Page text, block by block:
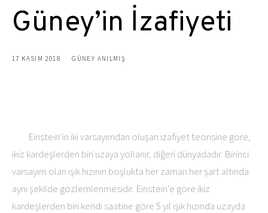
Güney’in İzafiyeti
17 KASIM 2018 GÜNEY ANILMIŞ
Einstein’in iki varsayımdan oluşan izafiyet teorisine göre,
ikiz kardeşlerden biri uzaya yollanır, diğeri dünyadadır. Birinci
varsayım olan ışık hızının boşlukta her zaman her şart altında
aynı şekilde gözlemlenmesidir. Einstein’e göre ikiz
kardeşlerden biri kendi saatine göre 5 yıl ışık hızında uzayda